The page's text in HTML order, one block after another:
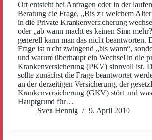
Oft entsteht bei Anfragen oder in der
Beratung die Frage, „Bis zu welchem
in die Private Krankenversicherung
oder „ab wann macht es keinen Sinn
generell kann man das nicht beantworten.
Frage ist nicht zwingend „bis wann“,
und warum überhaupt ein Wechsel in die
Krankenversicherung (PKV) sinnvoll ist.
sollte zunächst die Frage beantwortet
an der derzeitigen Versicherung, der
Krankenversicherung (GKV) stört und
Hauptgrund für…
Sven Hennig
9. April 2010